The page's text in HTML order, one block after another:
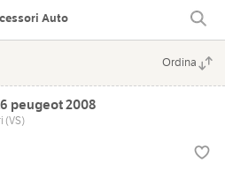
Auto
Ordina
peugeot 2008
(VS)